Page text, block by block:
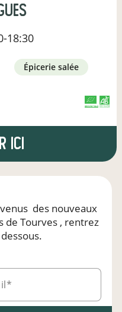
18:30
épicerie salée
ici
des nouveaux
de Tourves, rentrez